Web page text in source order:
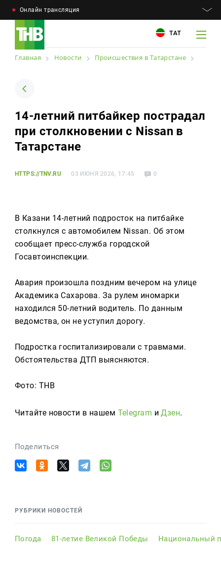
Онлайн трансляция
ТАТ
Новости
Телепроекты
Для связи
reception@tnvtv.ru
Для связи
+7 (843) 570−50−00
Главная Новости Происшествия в Татарстане
14-летний питбайкер пострадал
при столкновении с Nissan в
Татарстане
HTTPS://TNV.RU 03 ИЮНЯ 2026, 17:45 0
В Казани 14-летний подросток на питбайке
столкнулся с автомобилем Nissan. Об этом
сообщает пресс-служба городской
Госавтоинспекции.
Авария произошла поздним вечером на улице
Академика Сахарова. За рулем иномарки
находился 50-летний водитель. По данным
ведомства, он не уступил дорогу.
Подростка госпитализировали с травмами.
Обстоятельства ДТП выясняются.
Фото: ТНВ
Читайте новости в нашем Telegram иДзен.
Поделиться
РУБРИКИ НОВОСТЕЙ
Погода 81-летие Великой Победы Национальный